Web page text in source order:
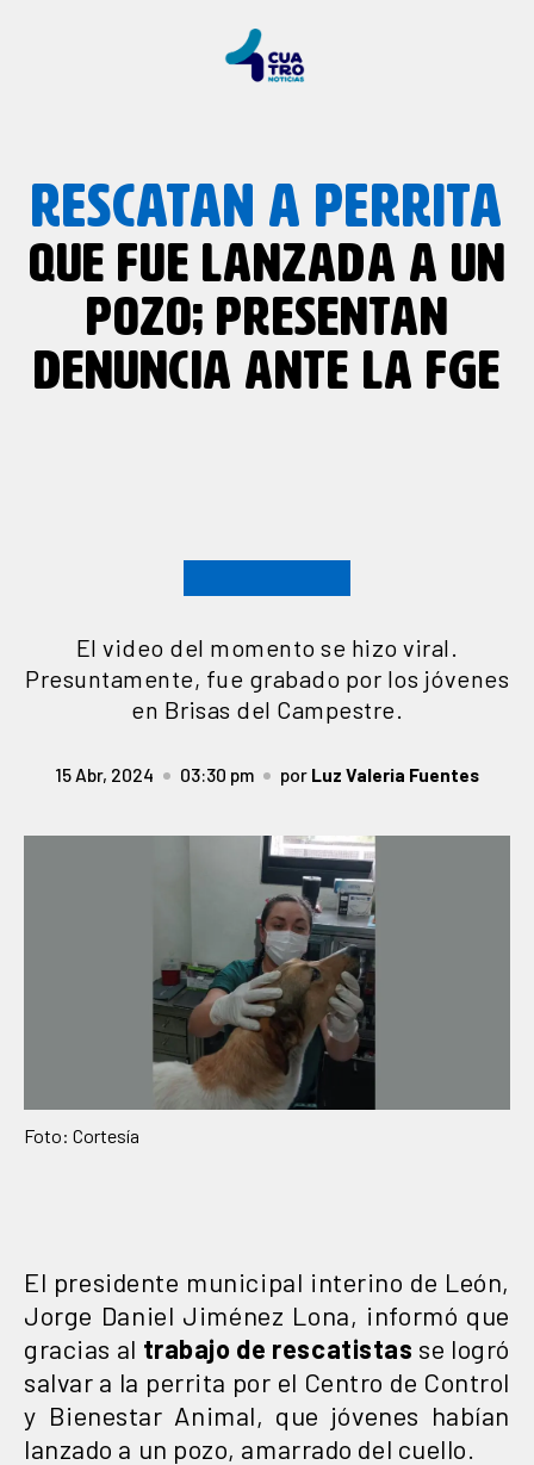
RESCATAN A PERRITA
QUE FUE LANZADA A UN
POZO; PRESENTAN
DENUNCIA ANTE LA FGE
El video del momento se hizo viral.
Presuntamente, fue grabado por los jóvenes
en Brisas del Campestre.
15 Abr, 2024 03:30 pm por Luz Valeria Fuentes
Foto: Cortesía
El presidente municipal interino de León,
Jorge Daniel Jiménez Lona, informó que
gracias al trabajo de rescatistas se logró
salvar a la perrita por el Centro de Control
y Bienestar Animal, que jóvenes habían
lanzado a un pozo, amarrado del cuello.